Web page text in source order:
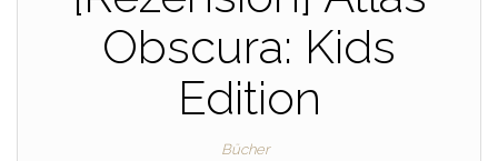
Obscura: Kids
Edition
Bücher